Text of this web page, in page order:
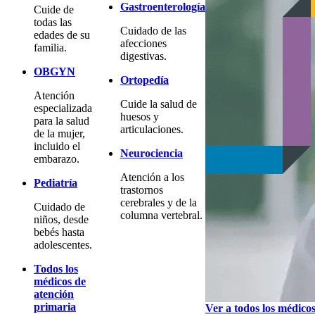
Cuide de
todas las
edades de su
familia.
OBGYN
Atención
especializada
para la salud
de la mujer,
incluido el
embarazo.
Pediatría
Cuidado de
niños, desde
bebés hasta
adolescentes.
Todos los
médicos de
atención
primaria
Gastroenterología
Cuidado de las
afecciones
digestivas.
Ortopedía
Cuide la salud de
huesos y
articulaciones.
Neurociencia
Atención a los
trastornos
cerebrales y de la
columna vertebral.
Ver a todos los médicos